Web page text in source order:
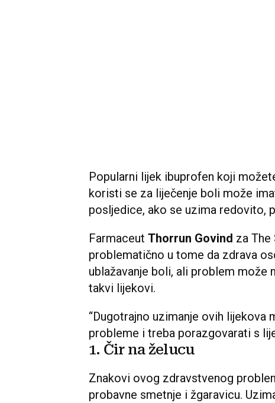
Popularni lijek ibuprofen koji
koristi se za liječenje boli može
posljedice, ako se uzima redovito,
Farmaceut Thorrun Govind za The
problematično u tome da zdrava
ublažavanje boli, ali problem može
takvi lijekovi.
“Dugotrajno uzimanje ovih
probleme i treba porazgovarati s
1. Čir na želucu
Znakovi ovog zdravstvenog
probavne smetnje i žgaravicu.